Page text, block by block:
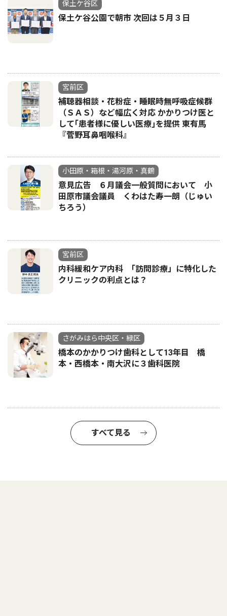
保土ケ谷区
保土ケ谷公園で朝市 次回は５月３日
宮前区
補聴器相談・花粉症・睡眠時無呼吸症候群
（ＳＡＳ）など幅広く対応 かかりつけ医と
して｢患者様に優しい医療｣を提供 東有馬
『菅野耳鼻咽喉科』
小田原・箱根・湯河原・真鶴
意見広告 ６月議会一般質問において 小
田原市議会議員 くわはた寿一朗（じゅい
ちろう）
宮前区
内科緩和ケア内科 ｢訪問診療」に特化した
クリニックの利点とは？
さがみはら中央区・緑区
橋本のかかりつけ歯科として13年目 橋
本・西橋本・南大沢に３歯科医院
すべて見る